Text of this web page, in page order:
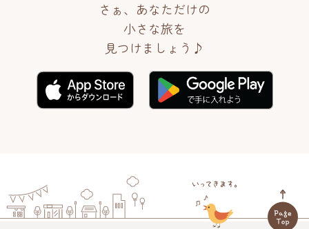
さぁ、あなただけの
小さな旅を
見つけましょう♪